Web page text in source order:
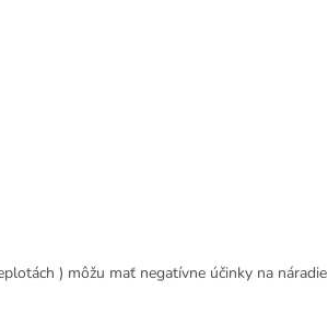
) môžu mať negatívne účinky na náradie